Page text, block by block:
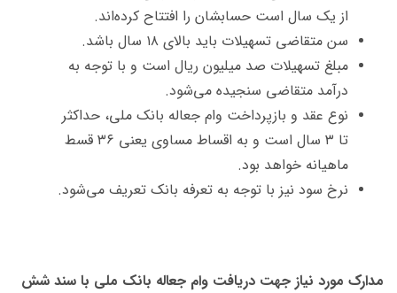
از یک سال است حسابشان را افتتاح کرده‌اند.
سن متقاضی تسهیلات باید بالای ۱۸ سال باشد.
مبلغ تسهیلات صد میلیون ریال است و با توجه به
درآمد متقاضی سنجیده می‌شود.
نوع عقد و بازپرداخت وام جعاله بانک ملی، حداکثر
تا ۳ سال است و به اقساط مساوی یعنی ۳۶ قسط
ماهیانه خواهد بود.
نرخ سود نیز با توجه به تعرفه بانک تعریف می‌شود.
مدارک مورد نیاز جهت دریافت وام جعاله بانک ملی با سند شش